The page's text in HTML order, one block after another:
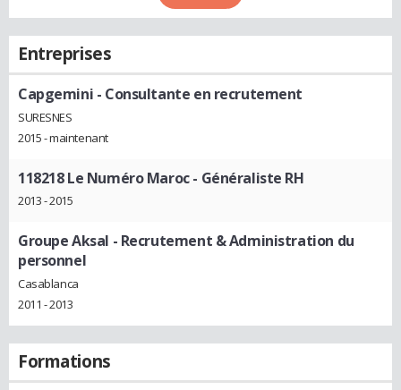
Entreprises
Capgemini - Consultante en recrutement
SURESNES
2015 - maintenant
118218 Le Numéro Maroc- Généraliste RH
2013 - 2015
Groupe Aksal - Recrutement & Administration du
personnel
Casablanca
2011 - 2013
Formations